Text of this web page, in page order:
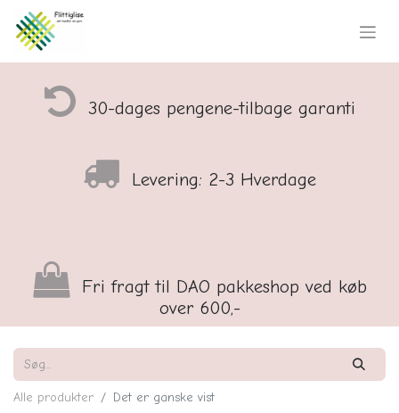
30-dages pengene-tilbage garanti
Levering: 2-3 Hverdage
Fri fragt til DAO pakkeshop ved køb
over 600,-
Alle produkter Det er ganske vist